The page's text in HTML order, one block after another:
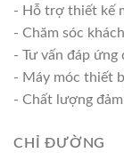
- Hỗ trợ thiết kế
- Chăm sóc
- Tư vấn đáp ứng
- Máy móc thiết
- Chất lượng
CHỈ ĐƯỜNG